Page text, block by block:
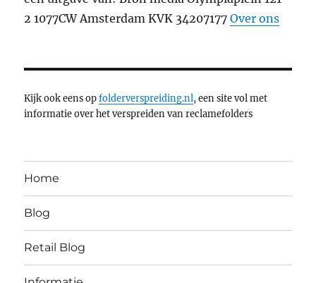
2 1077CW Amsterdam KVK 34207177Over ons
Kijk ook eens opfolderverspreiding.nl, een site vol met
informatie over het verspreiden van reclamefolders
Home
Blog
Retail Blog